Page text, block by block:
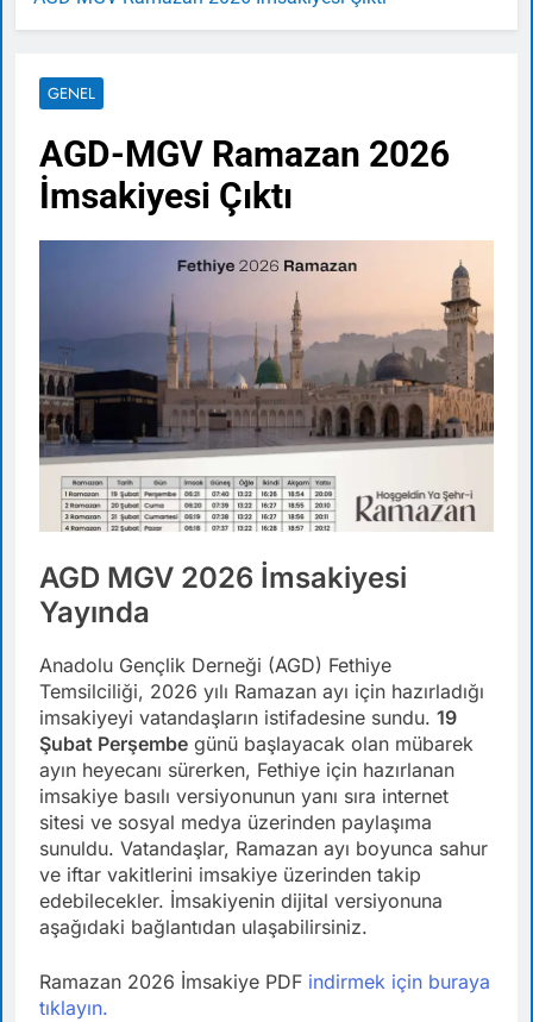
GENEL
AGD-MGV Ramazan 2026
İmsakiyesi Çıktı
AGD MGV 2026 İmsakiyesi
Yayında
Anadolu Gençlik Derneği (AGD) Fethiye
Temsilciliği, 2026 yılı Ramazan ayı için hazırladığı
imsakiyeyi vatandaşların istifadesine sundu. 19
Şubat Perşembe günü başlayacak olan mübarek
ayın heyecanı sürerken, Fethiye için hazırlanan
imsakiye basılı versiyonunun yanı sıra internet
sitesi ve sosyal medya üzerinden paylaşıma
sunuldu. Vatandaşlar, Ramazan ayı boyunca sahur
ve iftar vakitlerini imsakiye üzerinden takip
edebilecekler. İmsakiyenin dijital versiyonuna
aşağıdaki bağlantıdan ulaşabilirsiniz.
Ramazan 2026 İmsakiye PDF indirmek için buraya
tıklayın.